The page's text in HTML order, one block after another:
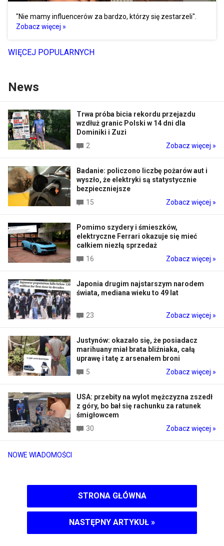
"Nie mamy influencerów za bardzo, którzy się zestarzeli".
Zobacz więcej »
WIĘCEJ POPULARNYCH
News
NOWE WIADOMOŚCI
Trwa próba bicia rekordu przejazdu
wzdłuż granic Polski w 14 dni dla
Dominiki i Zuzi
2
Zobacz więcej »
Badanie: policzono liczbę pożarów aut i
wyszło, że elektryki są statystycznie
bezpieczniejsze
15
Zobacz więcej »
Pomimo szydery i śmieszków,
elektryczne Ferrari okazuje się mieć
całkiem niezłą sprzedaż
16
Zobacz więcej »
Japonia drugim najstarszym narodem
świata, mediana wieku to 49 lat
23 Zobacz więcej »
Justynów: okazało się, że posiadacz
marihuany miał brata bliźniaka, całą
uprawę i tatę z arsenałem broni
5
Zobacz więcej »
USA: przebity na wylot mężczyzna zszedł
z góry, bo bał się rachunku za ratunek
śmigłowcem
30
Zobacz więcej »
STRONA GŁÓWNA
NASTĘPNY ARTYKUŁ »